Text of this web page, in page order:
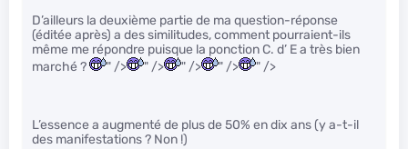
D’ailleurs la deuxième partie de ma question-réponse
(éditée après) a des similitudes, comment pourraient-ils
même me répondre puisque la ponction C. d’ E a très bien
marché ?
" /> " /> " /> " /> " />
L’essence a augmenté de plus de 50% en dix ans (y a-t-il
des manifestations ? Non !)